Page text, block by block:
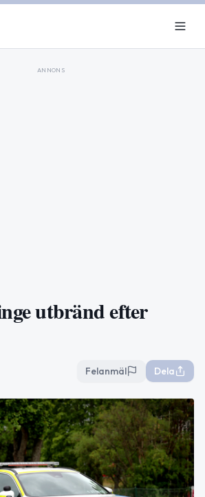
ANNONS
utbränd efter
Felanmäl Dela